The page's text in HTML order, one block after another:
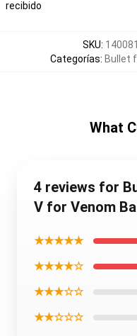
recibido
SKU:
Categorías: Bullet
What
4 reviews for
V for Venom
★★★★★
★★★★☆
★★★☆☆
★★☆☆☆